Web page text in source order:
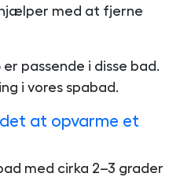
hjælper med at fjerne
passende i disse bad.
i vores spabad.
at opvarme et
med cirka 2–3 grader